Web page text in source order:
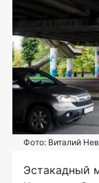
Фото: Виталий
Эстакадный